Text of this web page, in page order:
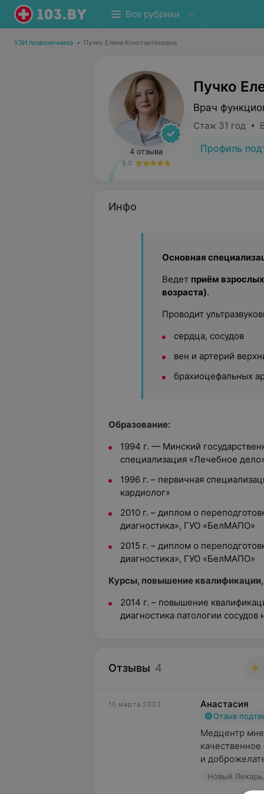
Все рубрики
УЗИ позвоночника • Пучко Елена Константиновна
4 отзыва
5.0
Пучко
Врач
Стаж 31 год •
Профиль
Инфо
Основная
Ведет приём
возраста).
Проводит
сердца, сосудов
вен и артерий
брахиоцефальных
Образование:
1994 г. — Минский
специализация «Лечебное
1996 г. – первичная
кардиолог»
2010 г. – диплом о
диагностика», ГУО «БелМАПО»
2015 г. – диплом о
диагностика», ГУО «БелМАПО»
Курсы, повышение
2014 г. – повышение
диагностика патологии
Отзывы 4
10 марта 2023 Анастасия
Отзыв
Медцентр
и
Новый